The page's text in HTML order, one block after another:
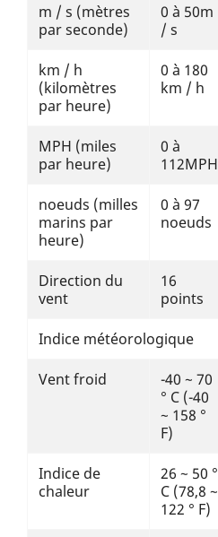
m / s (mètres
par seconde)
0 à 50m
/ s
km / h
(kilomètres
par heure)
0 à 180
km / h
MPH (miles
par heure)
0 à
112MPH
noeuds (milles
marins par
heure)
0 à 97
noeuds
Direction du
vent
16
points
Indice météorologique
Vent froid
-40 ~ 70
° C (-40
~ 158 °
F)
Indice de
chaleur
26 ~ 50 °
C (78,8 ~
122 ° F)